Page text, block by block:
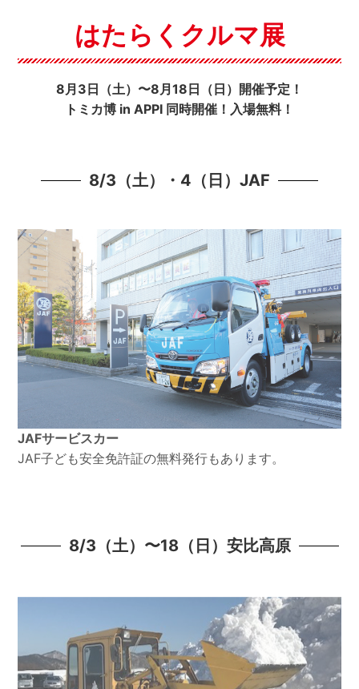
はたらくクルマ展
8月3日（土）〜8月18日（日）開催予定！
トミカ博 in APPI 同時開催！入場無料！
8/3（土）・4（日）JAF
JAFサービスカー
JAF子ども安全免許証の無料発行もあります。
8/3（土）〜18（日）安比高原